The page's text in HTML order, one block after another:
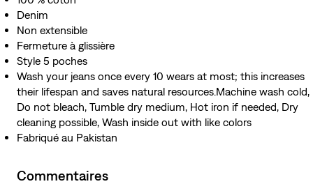
Denim
Non extensible
Fermeture à glissière
Style 5 poches
Wash your jeans once every 10 wears at most; this increases
their lifespan and saves natural resources.Machine wash cold,
Do not bleach, Tumble dry medium, Hot iron if needed, Dry
cleaning possible, Wash inside out with like colors
Fabriqué au Pakistan
Commentaires